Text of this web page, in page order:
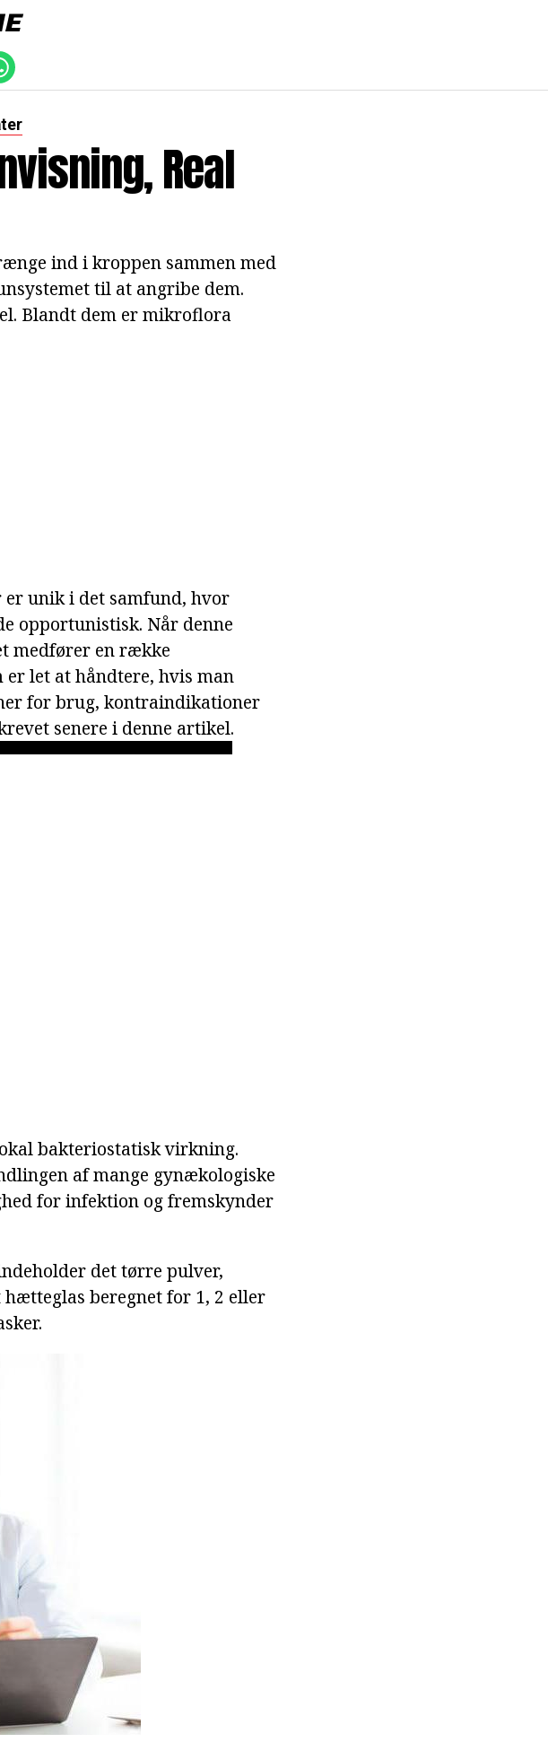
Real
ind i kroppen sammen med
til at angribe dem.
Blandt dem er mikroflora
unik i det samfund, hvor
opportunistisk. Når denne
medfører en række
er let at håndtere, hvis man
for brug, kontraindikationer
senere i denne artikel.
bakteriostatisk virkning.
af mange gynækologiske
for infektion og fremskynder
det tørre pulver,
beregnet for 1, 2 eller